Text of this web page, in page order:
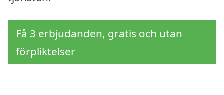
Få 3 erbjudanden, gratis och utan
förpliktelser